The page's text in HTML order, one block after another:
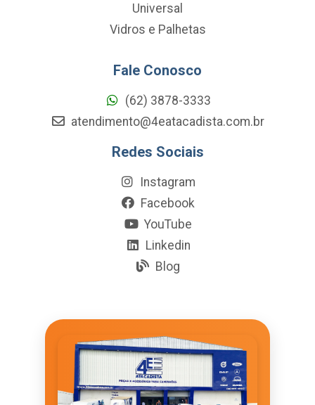
Universal
Vidros e Palhetas
Fale Conosco
(62) 3878-3333
atendimento@4eatacadista.com.br
Redes Sociais
Instagram
Facebook
YouTube
Linkedin
Blog